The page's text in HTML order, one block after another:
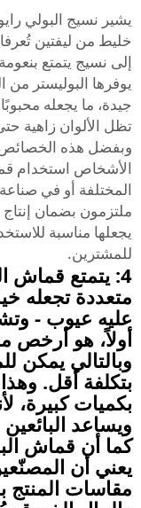
يشير نسيج البولي
خليط من ليفتين
إلى نسيج يتمتع
يوفرها البوليستر من
جيدة، ما يجعله
تظل الألوان زاهية
وبفضل هذه
الأشخاص استخدام
المختلفة أو في
ملتزمون بضمان
يجعلها مناسبة
للمشترين.
4: يتمتع قماش
متعددة تجعله
عليه عيوب -
أولاً، هو أرخص
وبالتالي يمكن
بتكلفة أقل.
بكميات كبيرة،
ويساعد
كما أن قماش
يعني أن
مقاسات المنتج